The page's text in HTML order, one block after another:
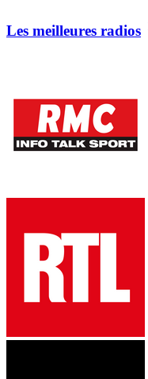
Les meilleures radios